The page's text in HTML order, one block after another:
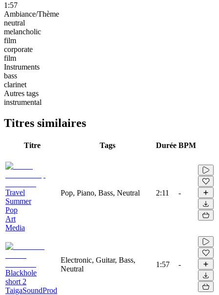
1:57
Ambiance/Thème
neutral
melancholic
film
corporate
film
Instruments
bass
clarinet
Autres tags
instrumental
Titres similaires
Titre Tags Durée BPM
Travel
Summer
Pop
Art
Media
Pop, Piano, Bass, Neutral 2:11 -
Blackhole
short 2
TaigaSoundProd
Electronic, Guitar, Bass,
Neutral
1:57 -